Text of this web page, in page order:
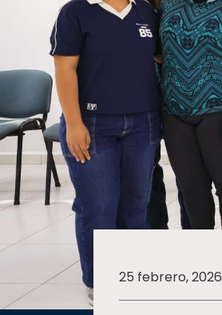
DEPORTES
I+D+IEXPERTOS
SALUD
SUSTENTABILIDAD
TEMAS
Oferta
educativa
25 febrero, 2026